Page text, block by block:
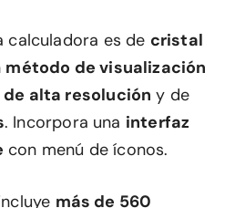
calculadora es de cristal
método de visualización
de alta resolución y de
. Incorpora una interfaz
con menú de íconos.
más de 560